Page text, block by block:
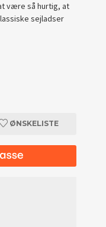
være så hurtig, at
sejladser
ØNSKELISTE